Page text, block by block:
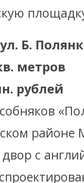
Б.
метров
рублей
с